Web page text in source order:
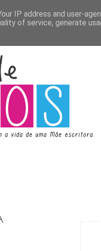
IP address and user-
of service, generate